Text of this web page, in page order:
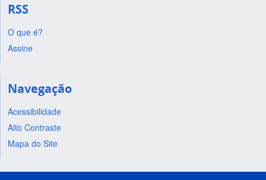
RSS
O que é?
Assine
Navegação
Acessibilidade
Alto Contraste
Mapa do Site